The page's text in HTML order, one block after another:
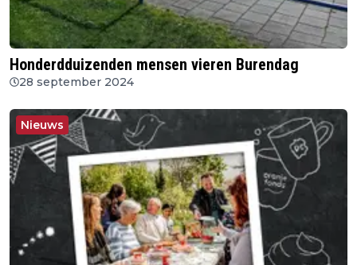
Honderdduizenden mensen vieren Burendag
28 september 2024
Nieuws